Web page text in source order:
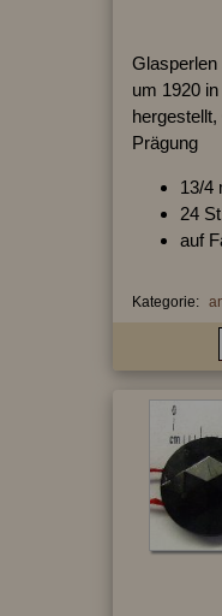
um 1920
Prägung
13/4
24
auf
Kategorie: